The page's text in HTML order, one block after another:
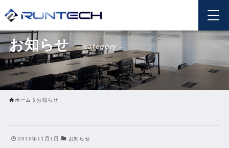
お知らせ – category –
ホーム お知らせ
2019年11月1日 お知らせ